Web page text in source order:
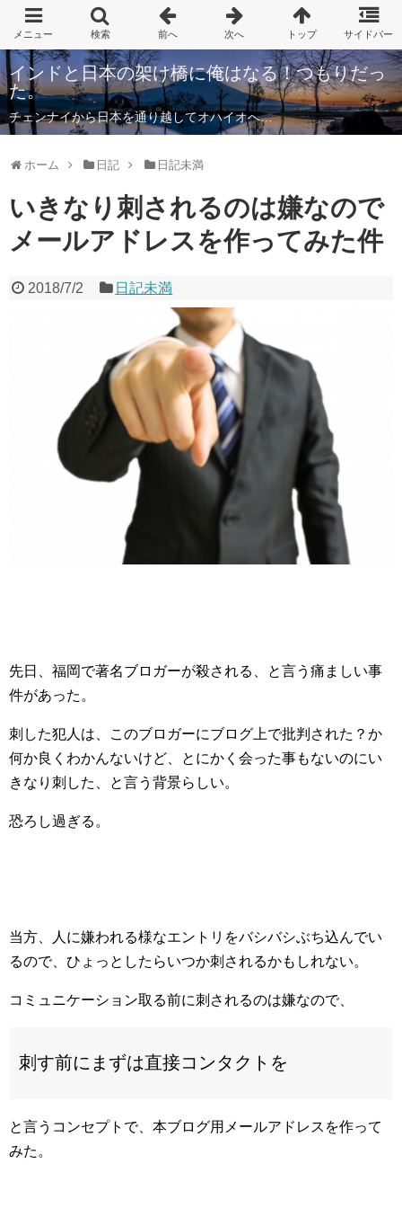
インドと日本の架け橋に俺はなる！つもりだっ
た。
チェンナイから日本を通り越してオハイオへ…
ホーム 日記 日記未満
いきなり刺されるのは嫌なので
メールアドレスを作ってみた件
2018/7/2 日記未満
先日、福岡で著名ブロガーが殺される、と言う痛ましい事
件があった。
刺した犯人は、このブロガーにブログ上で批判された？か
何か良くわかんないけど、とにかく会った事もないのにい
きなり刺した、と言う背景らしい。
恐ろし過ぎる。
当方、人に嫌われる様なエントリをバシバシぶち込んでい
るので、ひょっとしたらいつか刺されるかもしれない。
コミュニケーション取る前に刺されるのは嫌なので、
刺す前にまずは直接コンタクトを
と言うコンセプトで、本ブログ用メールアドレスを作って
みた。